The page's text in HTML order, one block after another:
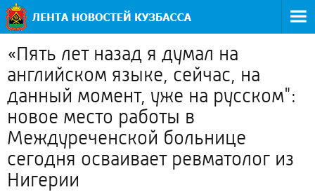
«Пять лет назад я думал на
английском языке, сейчас, на
данный момент, уже на русском":
новое место работы в
Междуреченской больнице
сегодня осваивает ревматолог из
Нигерии